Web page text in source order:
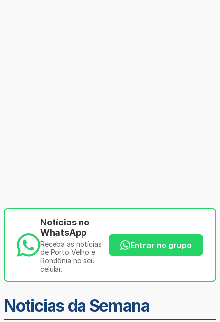
Notícias no
WhatsApp
Receba as notícias
de Porto Velho e
Rondônia no seu
celular.
Entrar no grupo
Noticias da Semana